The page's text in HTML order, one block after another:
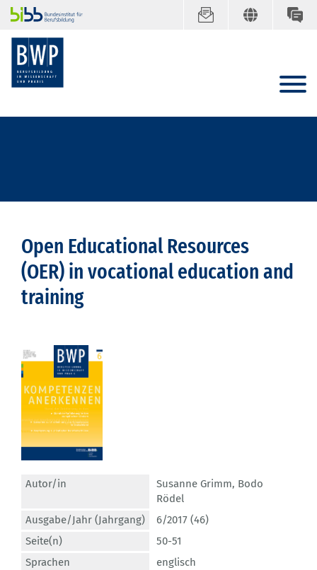
Open Educational Resources
(OER) in vocational education and
training
Autor/in Susanne Grimm, Bodo
Rödel
Ausgabe/Jahr (Jahrgang)
6/2017 (46)
Seite(n)
50-51
Sprachen
englisch